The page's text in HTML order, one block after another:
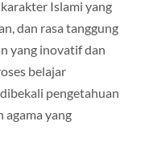
Islami yang
dan rasa tanggung
yang inovatif dan
belajar
pengetahuan
agama yang